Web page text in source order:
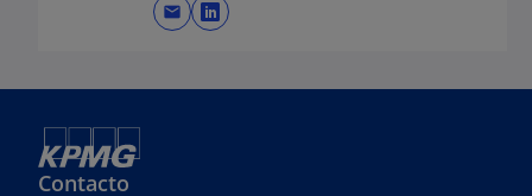
mail
s
Contacto